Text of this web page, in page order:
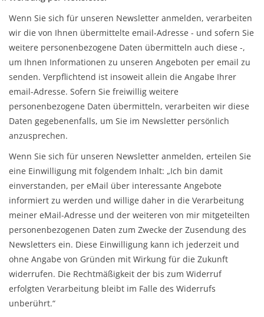
Wenn Sie sich für unseren Newsletter anmelden, verarbeiten
wir die von Ihnen übermittelte email-Adresse - und sofern Sie
weitere personenbezogene Daten übermitteln auch diese -,
um Ihnen Informationen zu unseren Angeboten per email zu
senden. Verpflichtend ist insoweit allein die Angabe Ihrer
email-Adresse. Sofern Sie freiwillig weitere
personenbezogene Daten übermitteln, verarbeiten wir diese
Daten gegebenenfalls, um Sie im Newsletter persönlich
anzusprechen.
Wenn Sie sich für unseren Newsletter anmelden, erteilen Sie
eine Einwilligung mit folgendem Inhalt: „Ich bin damit
einverstanden, per eMail über interessante Angebote
informiert zu werden und willige daher in die Verarbeitung
meiner eMail-Adresse und der weiteren von mir mitgeteilten
personenbezogenen Daten zum Zwecke der Zusendung des
Newsletters ein. Diese Einwilligung kann ich jederzeit und
ohne Angabe von Gründen mit Wirkung für die Zukunft
widerrufen. Die Rechtmäßigkeit der bis zum Widerruf
erfolgten Verarbeitung bleibt im Falle des Widerrufs
unberührt.“